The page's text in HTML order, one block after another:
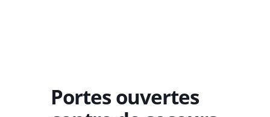
Portes ouvertes